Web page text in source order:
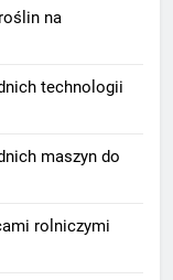
na
technologii
maszyn do
rolniczymi